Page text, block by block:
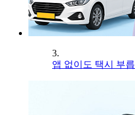
3.
앱 없이도 택시 부